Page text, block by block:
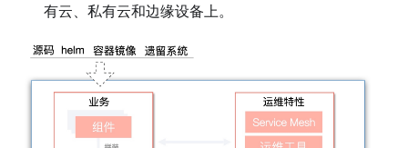
有云、私有云和边缘设备上。